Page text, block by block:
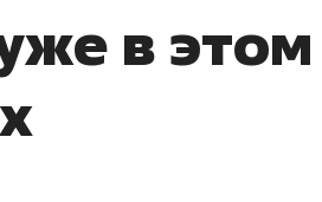
в
и чудных запросах мастеров